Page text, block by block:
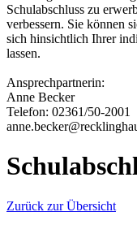
Schulabschluss zu
verbessern. Sie können
sich hinsichtlich Ihrer
lassen.
Ansprechpartnerin:
Anne Becker
Telefon: 02361/50-2001
Zurück zur Übersicht